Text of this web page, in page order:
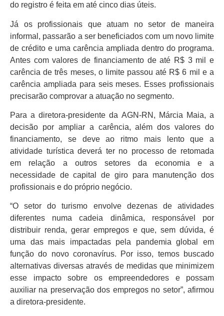
do registro é feita em até cinco dias úteis.
Já os profissionais que atuam no setor de maneira
informal, passarão a ser beneficiados com um novo limite
de crédito e uma carência ampliada dentro do programa.
Antes com valores de financiamento de até R$ 3 mil e
carência de três meses, o limite passou até R$ 6 mil e a
carência ampliada para seis meses. Esses profissionais
precisarão comprovar a atuação no segmento.
Para a diretora-presidente da AGN-RN, Márcia Maia, a
decisão por ampliar a carência, além dos valores do
financiamento, se deve ao ritmo mais lento que a
atividade turística deverá ter no processo de retomada
em relação a outros setores da economia e a
necessidade de capital de giro para manutenção dos
profissionais e do próprio negócio.
“O setor do turismo envolve dezenas de atividades
diferentes numa cadeia dinâmica, responsável por
distribuir renda, gerar empregos e que, sem dúvida, é
uma das mais impactadas pela pandemia global em
função do novo coronavírus. Por isso, temos buscado
alternativas diversas através de medidas que minimizem
esse impacto sobre os empreendedores e possam
auxiliar na preservação dos empregos no setor”, afirmou
a diretora-presidente.